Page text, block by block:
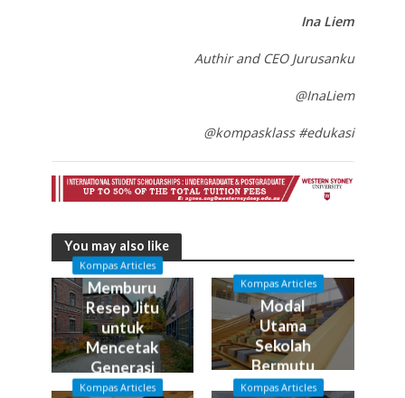
Ina Liem
Authir and CEO Jurusanku
@InaLiem
@kompasklass #edukasi
You may also like
Kompas Articles
Memburu
Resep Jitu
untuk
Mencetak
Generasi
Emas
Kompas Articles
Modal
Utama
Sekolah
Bermutu
Kompas Articles Kompas Articles